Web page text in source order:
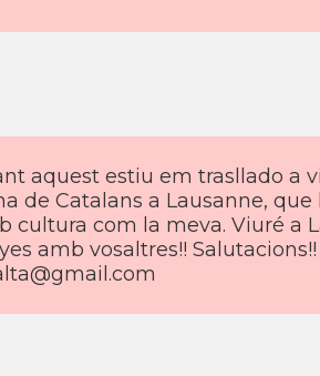
aquest estiu em trasllado a
de Catalans a Lausanne,
cultura com la meva. Viuré a
amb vosaltres!! Salutacions!!